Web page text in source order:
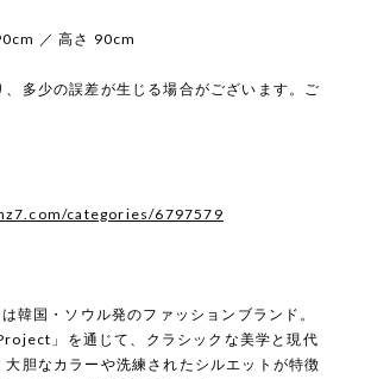
／ 高さ 90cm
多少の誤差が生じる場合がございます。ご
categories/6797579
韓国・ソウル発のファッションブランド。
」を通じて、クラシックな美学と現代
大胆なカラーや洗練されたシルエットが特徴